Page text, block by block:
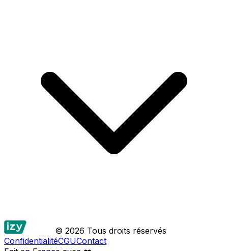
© 2026 Tous droits réservés
ConfidentialitéCGUContact